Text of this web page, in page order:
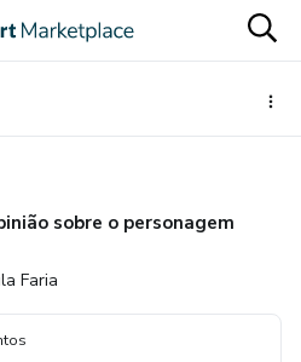
sobre o personagem
Faria